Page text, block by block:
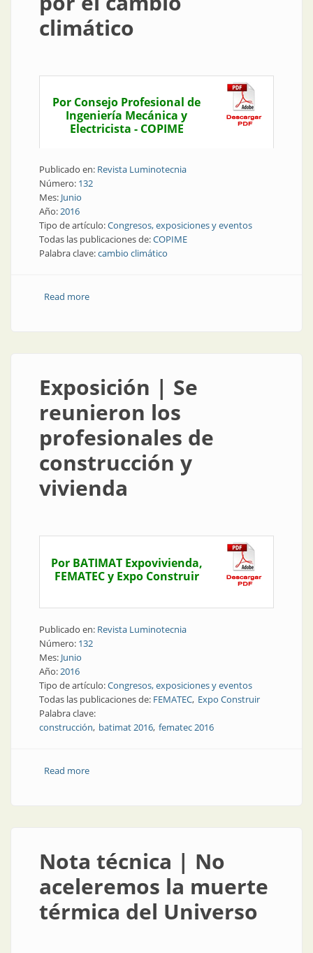
climático
Por Consejo Profesional de
Ingeniería Mecánica y
Electricista - COPIME
Publicado en: Revista Luminotecnia
Número: 132
Mes: Junio
Año:2016
Tipo de artículo:Congresos, exposiciones y eventos
Todas las publicaciones de:COPIME
Palabra clave:cambio climático
Read moreabout Congresos | En septiembre, congreso por el
Exposición | Se
reunieron los
profesionales de
construcción y
vivienda
Por BATIMAT Expovivienda,
FEMATEC y Expo Construir
Publicado en: Revista Luminotecnia
Número: 132
Mes: Junio
Año:2016
Tipo de artículo:Congresos, exposiciones y eventos
Todas las publicaciones de: FEMATEC Expo Construir
Palabra clave:
construcción batimat 2016 fematec 2016
Read moreabout Exposición | Se reunieron los profesionales de
Nota técnica | No
aceleremos la muerte
térmica del Universo